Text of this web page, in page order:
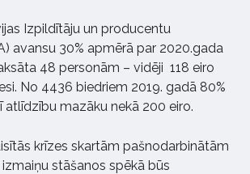
Izpildītāju un producentu
avansu 30% apmērā par 2020.gada
48 personām – vidēji 118 eiro
No 4436 biedriem 2019. gadā 80%
atlīdzību mazāku nekā 200 eiro.
krīzes skartām pašnodarbinātām
stāšanos spēkā būs